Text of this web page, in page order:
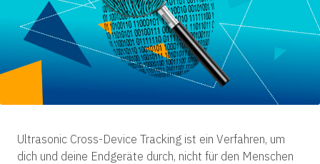
Ultrasonic Cross-Device Tracking ist ein Verfahren, um
dich und deine Endgeräte durch, nicht für den Menschen